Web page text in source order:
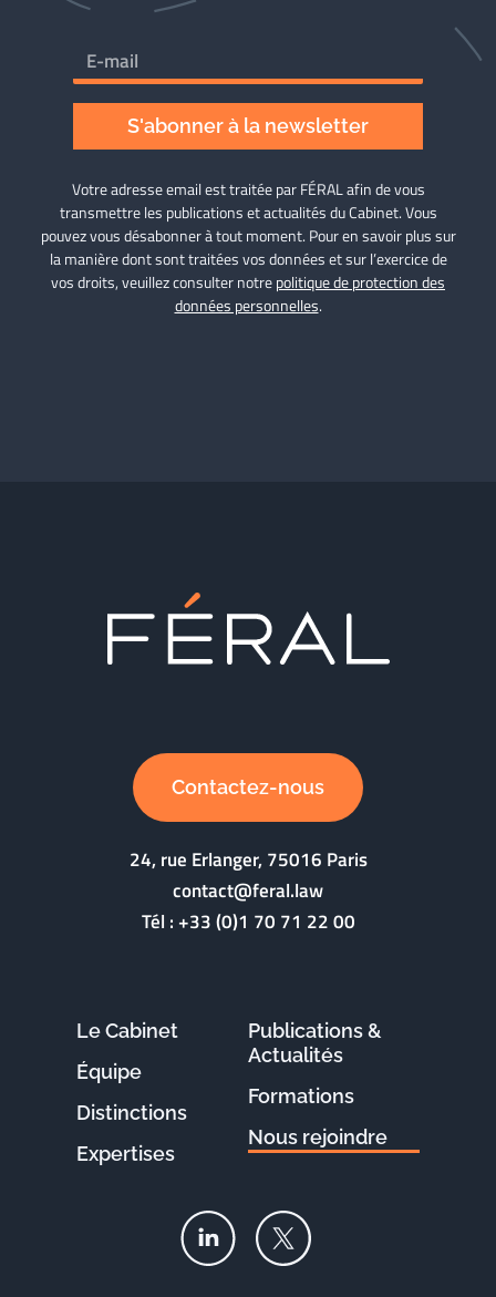
S'abonner à la newsletter
Votre adresse email est traitée par FÉRAL afin de vous
transmettre les publications et actualités du Cabinet. Vous
pouvez vous désabonner à tout moment. Pour en savoir plus sur
la manière dont sont traitées vos données et sur l’exercice de
vos droits, veuillez consulter notrepolitique de protection des
données personnelles.
Contactez-nous
24, rue Erlanger, 75016 Paris
contact@feral.law
Tél :+33 (0)1 70 71 22 00
Le Cabinet
Équipe
Distinctions
Expertises
Publications &
Actualités
Formations
Nous rejoindre